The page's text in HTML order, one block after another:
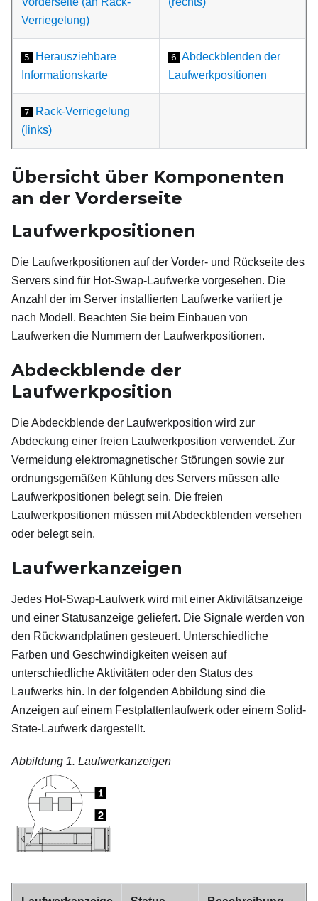
Verriegelung)
5
Herausziehbare
Informationskarte
6 Abdeckblenden der
Laufwerkpositionen
7
Rack-Verriegelung
(links)
Übersicht über Komponenten
an der Vorderseite
Laufwerkpositionen
Die Laufwerkpositionen auf der Vorder- und Rückseite des
Servers sind für Hot-Swap-Laufwerke vorgesehen. Die
Anzahl der im Server installierten Laufwerke variiert je
nach Modell. Beachten Sie beim Einbauen von
Laufwerken die Nummern der Laufwerkpositionen.
Abdeckblende der
Laufwerkposition
Die Abdeckblende der Laufwerkposition wird zur
Abdeckung einer freien Laufwerkposition verwendet. Zur
Vermeidung elektromagnetischer Störungen sowie zur
ordnungsgemäßen Kühlung des Servers müssen alle
Laufwerkpositionen belegt sein. Die freien
Laufwerkpositionen müssen mit Abdeckblenden versehen
oder belegt sein.
Laufwerkanzeigen
Jedes Hot-Swap-Laufwerk wird mit einer Aktivitätsanzeige
und einer Statusanzeige geliefert. Die Signale werden von
den Rückwandplatinen gesteuert. Unterschiedliche
Farben und Geschwindigkeiten weisen auf
unterschiedliche Aktivitäten oder den Status des
Laufwerks hin. In der folgenden Abbildung sind die
Anzeigen auf einem Festplattenlaufwerk oder einem Solid-
State-Laufwerk dargestellt.
Abbildung 1. Laufwerkanzeigen